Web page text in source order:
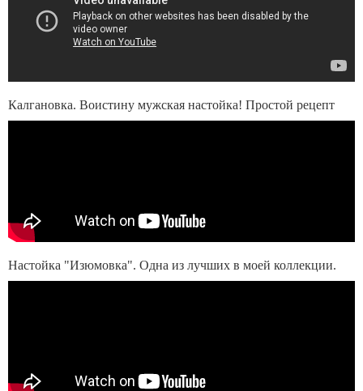
Калгановка. Воистину мужская настойка! Простой рецепт
Настойка "Изюмовка". Одна из лучших в моей коллекции.